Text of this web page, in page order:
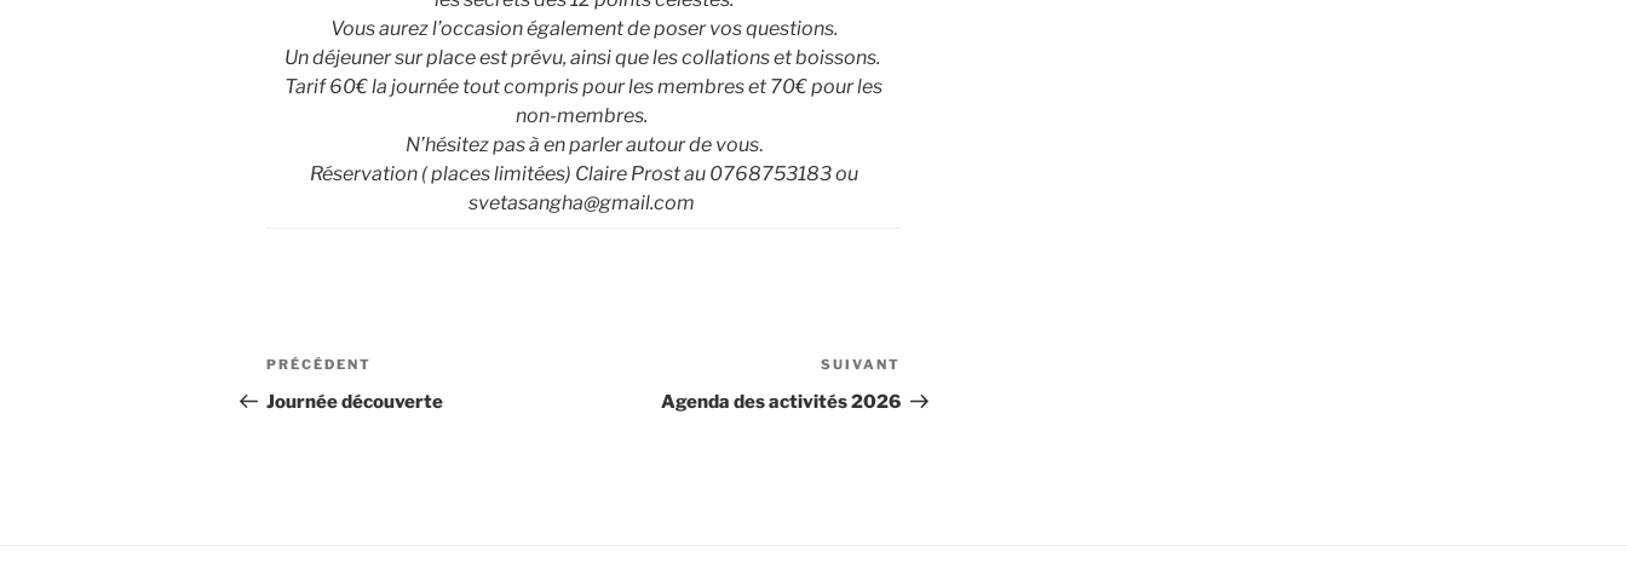
Vous aurez l’occasion également de poser vos questions.
Un déjeuner sur place est prévu, ainsi que les collations et boissons.
Tarif 60€ la journée tout compris pour les membres et 70€ pour les
non-membres.
N’hésitez pas à en parler autour de vous.
Réservation ( places limitées) Claire Prost au 0768753183 ou
svetasangha@gmail.com
Navigation
de
Article
précédent
PRÉCÉDENT
Journée découverte
suivant
SUIVANT
Agenda des activités 2026